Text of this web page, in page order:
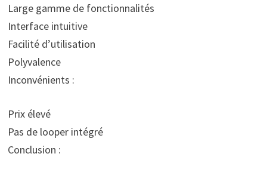
Large gamme de fonctionnalités
Interface intuitive
Facilité d’utilisation
Polyvalence
Inconvénients :
Prix élevé
Pas de looper intégré
Conclusion :